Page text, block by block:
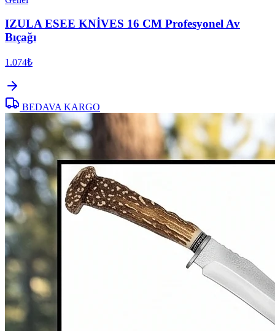
IZULA ESEE KNİVES 16 CM Profesyonel Av
Bıçağı
1.074₺
BEDAVA KARGO